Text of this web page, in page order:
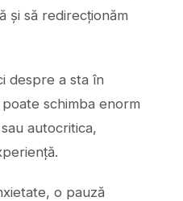
și să redirecționăm
despre a sta în
schimba enorm
autocritica,
o pauză